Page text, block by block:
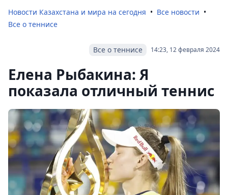
Новости Казахстана и мира на сегодня
Все новости
Все о теннисе
14:23, 12 февраля 2024
Все о теннисе
Елена Рыбакина: Я
показала отличный теннис